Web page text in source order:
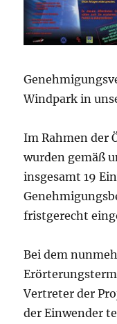
Windpark in
Im Rahmen der
wurden gemäß
insgesamt 19
fristgerecht
Bei dem
Vertreter der
der Einwender